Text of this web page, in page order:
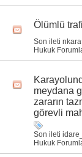
Ölümlü
Son ileti
Hukuk
meydana
zararın
görevli
Son ileti
Hukuk